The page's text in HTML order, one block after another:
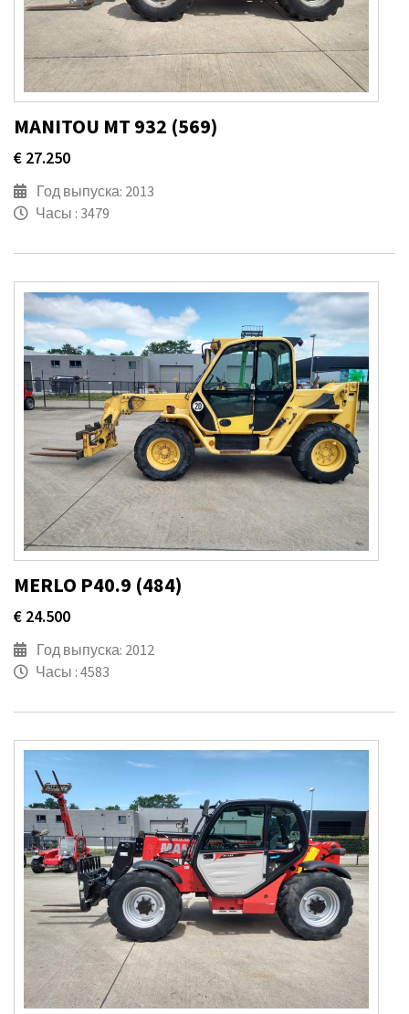
MANITOU MT 932 (569)
€ 27.250
Год выпуска: 2013
Часы : 3479
MERLO P40.9 (484)
€ 24.500
Год выпуска: 2012
Часы : 4583